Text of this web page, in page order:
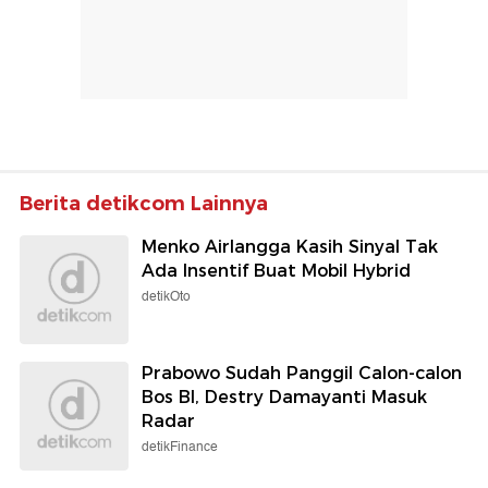
Berita detikcom Lainnya
Menko Airlangga Kasih Sinyal Tak
Ada Insentif Buat Mobil Hybrid
detikOto
Prabowo Sudah Panggil Calon-calon
Bos BI, Destry Damayanti Masuk
Radar
detikFinance